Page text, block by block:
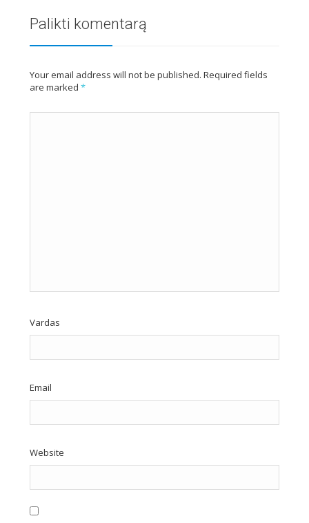
Palikti komentarą
Your email address will not be published. Required fields
are marked*
Vardas
Email
Website